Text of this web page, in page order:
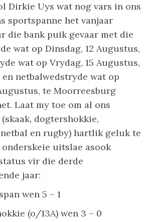
Dirkie Uys wat nog vars in ons
sportspanne het vanjaar
die bank puik gevaar met die
wat op Dinsdag, 12 Augustus,
wat op Vrydag, 15 Augustus,
netbalwedstryde wat op
te Moorreesburg
Laat my toe om al ons
dogtershokkie,
en rugby) hartlik geluk te
uitslae asook
vir die derde
jaar:
wen 5 – 1
(o/13A) wen 3 – 0